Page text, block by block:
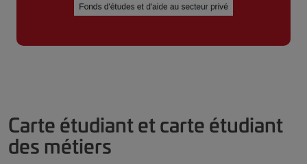
Carte étudiant et carte étudiant
des métiers